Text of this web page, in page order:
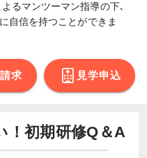
るマンツーマン指導の下､
自信を持つことができま
求 見学申込
初期研修Q＆A